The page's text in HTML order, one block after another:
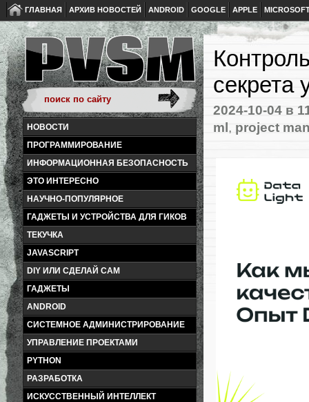
ГЛАВНАЯ АРХИВ НОВОСТЕЙ ANDROID GOOGLE APPLE
НОВОСТИ
ПРОГРАММИРОВАНИЕ
ИНФОРМАЦИОННАЯ БЕЗОПАСНОСТЬ
ЭТО ИНТЕРЕСНО
НАУЧНО-ПОПУЛЯРНОЕ
ГАДЖЕТЫ И УСТРОЙСТВА ДЛЯ ГИКОВ
ТЕКУЧКА
JAVASCRIPT
DIY ИЛИ СДЕЛАЙ САМ
ГАДЖЕТЫ
ANDROID
СИСТЕМНОЕ АДМИНИСТРИРОВАНИЕ
УПРАВЛЕНИЕ ПРОЕКТАМИ
PYTHON
РАЗРАБОТКА
ИСКУССТВЕННЫЙ ИНТЕЛЛЕКТ
секрета
2024-10-04 в
ml, project